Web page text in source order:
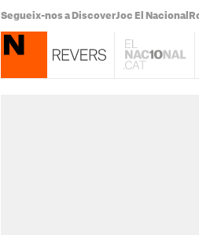
Segueix-nos a DiscoverJoc El Nacional